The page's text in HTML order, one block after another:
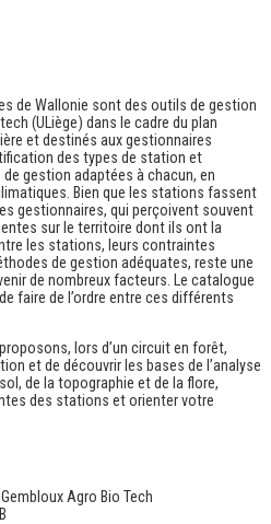
de Wallonie sont des outils de gestion
(ULiège) dans le cadre du plan
et destinés aux gestionnaires
des types de station et
gestion adaptées à chacun, en
Bien que les stations fassent
gestionnaires, qui perçoivent souvent
sur le territoire dont ils ont la
les stations, leurs contraintes
de gestion adéquates, reste une
de nombreux facteurs. Le catalogue
faire de l’ordre entre ces différents
lors d’un circuit en forêt,
et de découvrir les bases de l’analyse
de la topographie et de la flore,
des stations et orienter votre
Agro Bio Tech